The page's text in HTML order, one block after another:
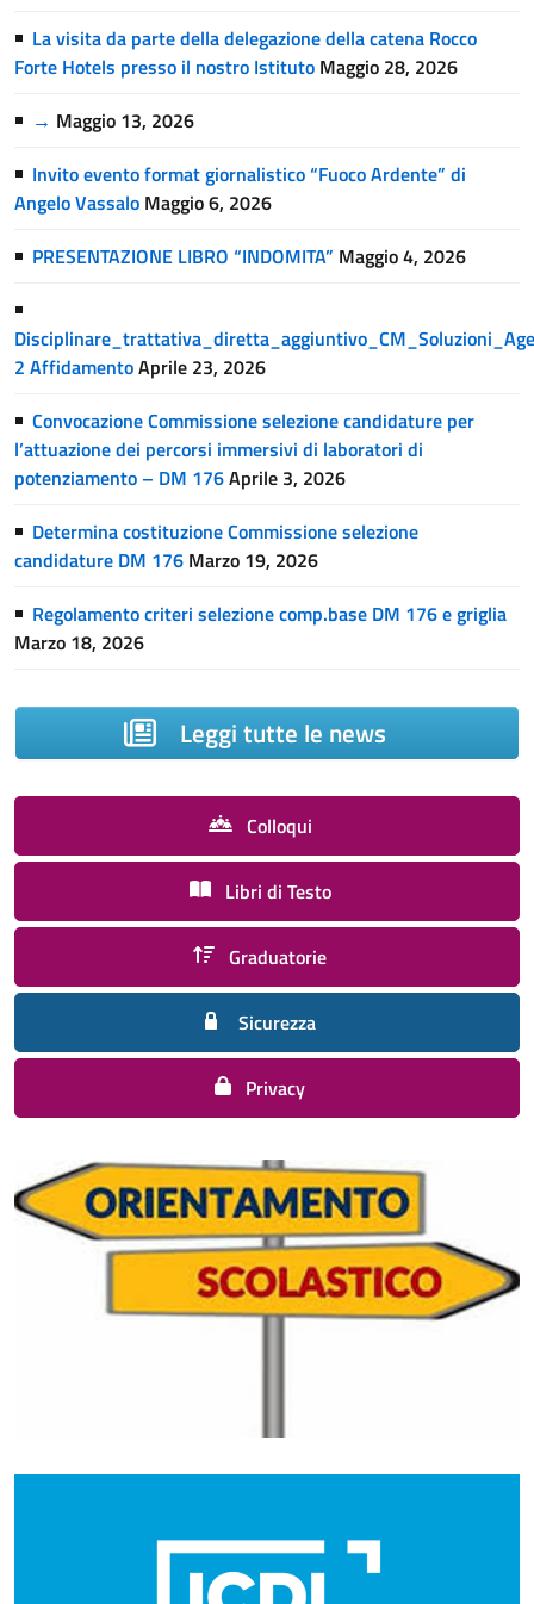
La visita da parte della delegazione della catena Rocco
Forte Hotels presso il nostro Istituto Maggio 28, 2026
→ Maggio 13, 2026
Invito evento format giornalistico “Fuoco Ardente” di
Angelo Vassalo Maggio 6, 2026
PRESENTAZIONE LIBRO “INDOMITA” Maggio 4, 2026
2 AffidamentoAprile 23, 2026
Convocazione Commissione selezione candidature per
l’attuazione dei percorsi immersivi di laboratori di
potenziamento – DM 176Aprile 3, 2026
Determina costituzione Commissione selezione
candidature DM 176 Marzo 19, 2026
Regolamento criteri selezione comp.base DM 176 e griglia
Marzo 18, 2026
Leggi tutte le news
Colloqui
Libri di Testo
Graduatorie
Sicurezza
Privacy